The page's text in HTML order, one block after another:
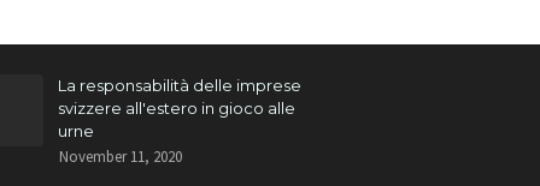
La responsabilità delle imprese
svizzere all'estero in gioco alle
urne
November 11, 2020